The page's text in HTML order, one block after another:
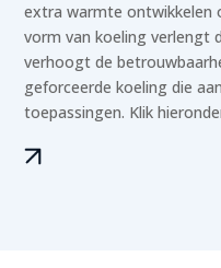
extra warmte ontwikkelen
vorm van koeling verlengt
verhoogt de
geforceerde koeling die
toepassingen. Klik